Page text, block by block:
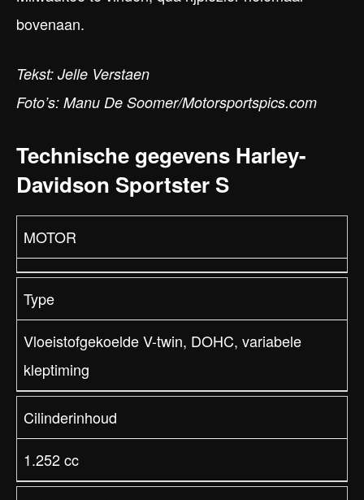
bovenaan.
Tekst: Jelle Verstaen
Foto’s: Manu De Soomer/Motorsportspics.com
Technische gegevens Harley-
Davidson Sportster S
MOTOR
Type
Vloeistofgekoelde V-twin, DOHC, variabele
kleptiming
Cilinderinhoud
1.252 cc